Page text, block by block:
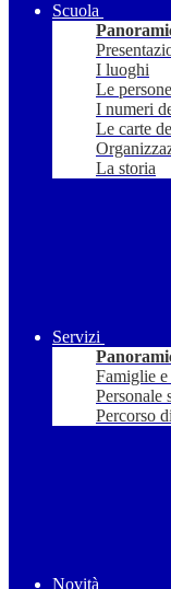
Scuola
I luoghi
Le persone
I numeri
Le carte
La storia
Servizi
Famiglie e
Personale
Percorso
Novità